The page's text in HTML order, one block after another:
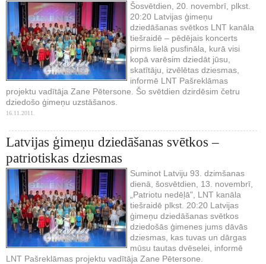
Šosvētdien, 20. novembrī, plkst.
20:20 Latvijas ģimeņu
dziedāšanas svētkos LNT kanāla
tiešraidē – pēdējais koncerts
pirms lielā pusfināla, kurā visi
kopā varēsim dziedāt jūsu,
skatītāju, izvēlētas dziesmas,
informē LNT Pašreklāmas
projektu vadītāja Zane Pētersone. Šo svētdien dzirdēsim četru
dziedošo ģimeņu uzstāšanos.
16.11.2011.
Latvijas ģimeņu dziedāšanas svētkos –
patriotiskas dziesmas
Suminot Latviju 93. dzimšanas
dienā, šosvētdien, 13. novembrī,
„Patriotu nedēļā", LNT kanāla
tiešraidē plkst. 20:20 Latvijas
ģimeņu dziedāšanas svētkos
dziedošās ģimenes jums dāvās
dziesmas, kas tuvas un dārgas
mūsu tautas dvēselei, informē
LNT Pašreklāmas projektu vadītāja Zane Pētersone.